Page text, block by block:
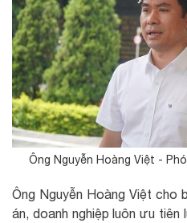
Ông Nguyễn Hoàng Việt -
Ông Nguyễn Hoàng Việt cho
án, doanh nghiệp luôn ưu tiên